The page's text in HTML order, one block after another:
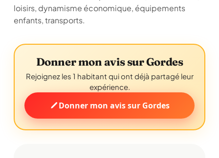
loisirs, dynamisme économique, équipements
enfants, transports.
Donner mon avis sur Gordes
Rejoignez les 1 habitant qui ont déjà partagé leur
expérience.
Donner mon avis sur Gordes